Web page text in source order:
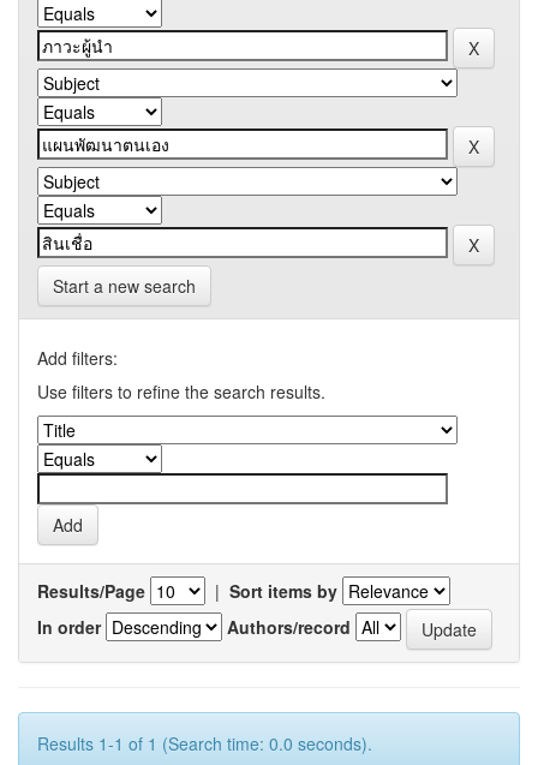
Start a new search
Add filters:
Use filters to refine the search results.
Results/Page | Sort items by
In order
Authors/record
Results 1-1 of 1 (Search time: 0.0 seconds).